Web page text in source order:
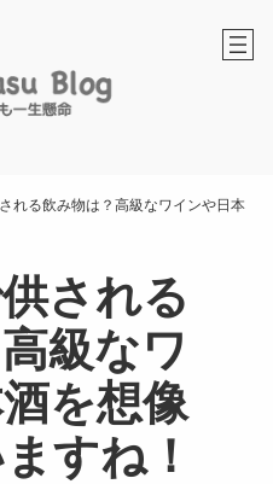
れる飲み物は？高級なワインや日本
される
級なワ
を想像
すね！